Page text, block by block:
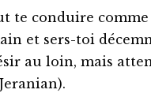
te conduire
et sers-toi
au loin, mais